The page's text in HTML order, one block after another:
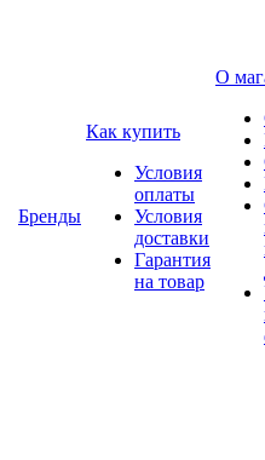
Бренды
Как купить
Условия
оплаты
Условия
доставки
Гарантия
на товар
О